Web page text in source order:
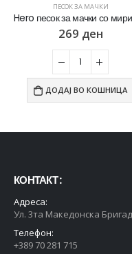
ПЕСОК ЗА МАЧКИ
269 ден
ДОДАЈ ВО КОШНИЦА
КОНТАКТ :
Адреса:
Ул. 3та Македонска
Телефон:
+389 70 281 715